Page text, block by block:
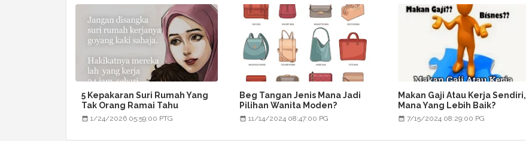
5 Kepakaran Suri Rumah Yang
Tak Orang Ramai Tahu
1/24/2026 05:59:00 PTG
Beg Tangan Jenis Mana Jadi
Pilihan Wanita Moden?
11/14/2024 08:47:00 PG
Makan Gaji Atau Kerja Sendiri,
Mana Yang Lebih Baik?
7/15/2024 08:29:00 PG